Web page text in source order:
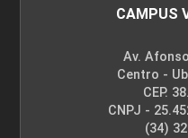
CAMPUS
Av.
Centro -
CEP.
CNPJ -
(34)